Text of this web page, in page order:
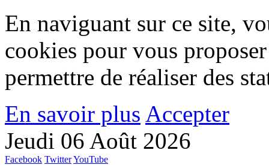
En naviguant sur ce site,
cookies pour vous
permettre de réaliser des
En savoir plus Accepter
Jeudi 06 Août 2026
Facebook TwitterYouTube